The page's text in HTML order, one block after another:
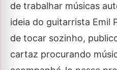
de trabalhar músicas
ideia do guitarrista Emil
de tocar sozinho,
cartaz procurando